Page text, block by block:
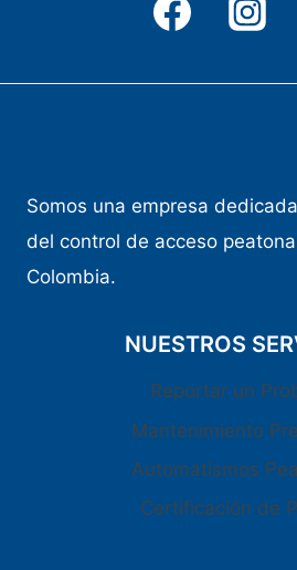
Somos una empresa
del control de acceso
Colombia.
NUESTROS
Reportar un
Mantenimiento
Automatismos
Certificación de